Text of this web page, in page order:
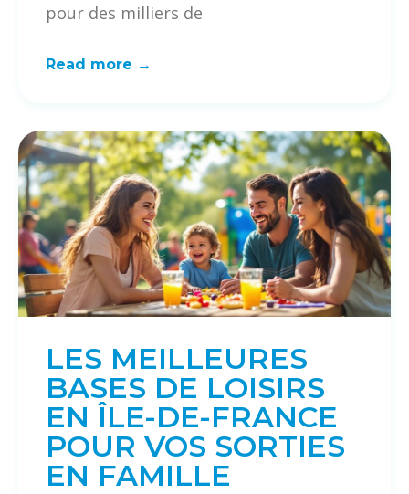
pour des milliers de
Read more →
LES MEILLEURES
BASES DE LOISIRS
EN ÎLE-DE-FRANCE
POUR VOS SORTIES
EN FAMILLE